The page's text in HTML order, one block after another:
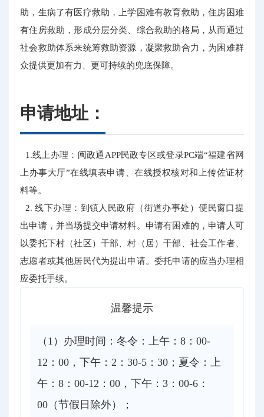
助，生病了有医疗救助，上学困难有教育救助，住房困难
有住房救助，形成分层分类、综合救助的格局，从而通过
社会救助体系来统筹救助资源，凝聚救助合力，为困难群
众提供更加有力、更可持续的兜底保障。
申请地址：
1.线上办理：闽政通APP民政专区或登录PC端“福建省网
上办事大厅”在线填表申请、在线授权核对和上传佐证材
料等。
2. 线下办理：到镇人民政府（街道办事处）便民窗口提
出申请，并当场提交申请材料。申请有困难的，申请人可
以委托下村（社区）干部、村（居）干部、社会工作者、
志愿者或其他居民代为提出申请。委托申请的应当办理相
应委托手续。
温馨提示
（1）办理时间：冬令：上午：8：00-
12：00，下午：2：30-5：30；夏令：上
午：8：00-12：00，下午：3：00-6：
00（节假日除外）；